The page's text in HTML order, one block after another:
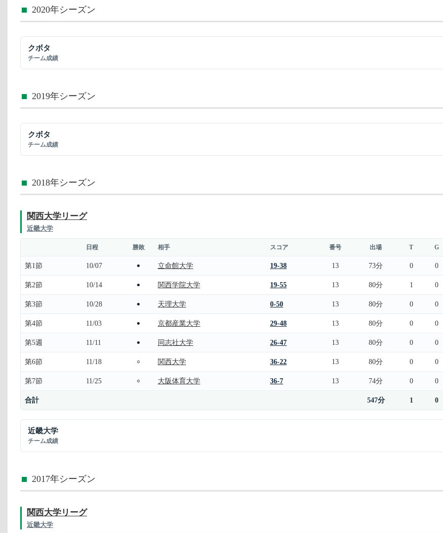
2020年シーズン
クボタ
チーム成績
2019年シーズン
クボタ
チーム成績
2018年シーズン
関西大学リーグ
近畿大学
日程 勝敗 相手 スコア 番号 出場 T G
第1節 10/07 ● 立命館大学 19-38 13 73分 0 0
第2節 10/14 ● 関西学院大学 19-55 13 80分 1 0
第3節 10/28 ● 天理大学 0-50 13 80分 0 0
第4節 11/03 ● 京都産業大学 29-48 13 80分 0 0
第5週 11/11 ● 同志社大学 26-47 13 80分 0 0
第6節 11/18 ○ 関西大学 36-22 13 80分 0 0
第7節 11/25 ○ 大阪体育大学 36-7 13 74分 0 0
合計 547分 1 0
近畿大学
チーム成績
2017年シーズン
関西大学リーグ
近畿大学